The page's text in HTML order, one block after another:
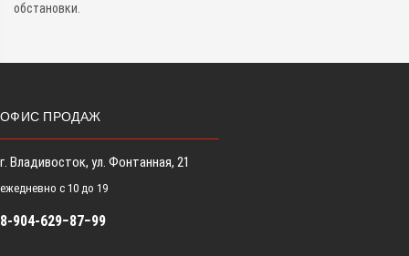
обстановки.
ОФИС ПРОДАЖ
г. Владивосток, ул. Фонтанная, 21
ежедневно с 10 до 19
8-904-629−87−99